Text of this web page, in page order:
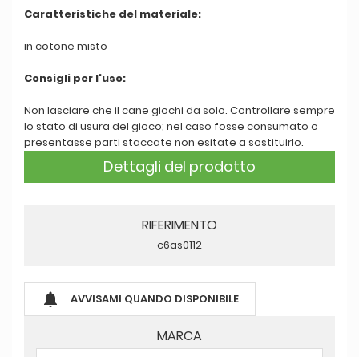
Caratteristiche del materiale:
in cotone misto
Consigli per l'uso:
Non lasciare che il cane giochi da solo. Controllare sempre
lo stato di usura del gioco; nel caso fosse consumato o
presentasse parti staccate non esitate a sostituirlo.
Dettagli del prodotto
RIFERIMENTO
c6as0112
 AVVISAMI QUANDO DISPONIBILE
MARCA